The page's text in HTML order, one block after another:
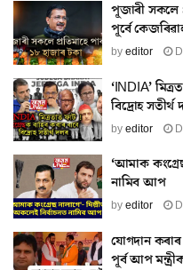
পূজাৰী সকলে
পূৰ্বে
byeditor
‘INDIA’
বিদ্ৰোহ সতীৰ্থ
byeditor
‘আমাক
নামিব আপ
byeditor
যোগদান কৰাৰ
পূৰ্ব আপ